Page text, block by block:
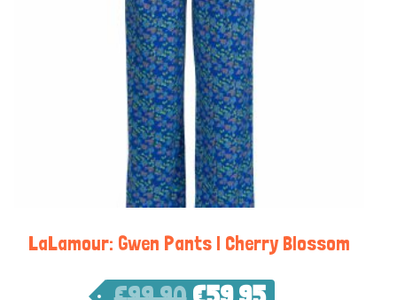
LaLamour: Gwen Pants | Cherry Blossom